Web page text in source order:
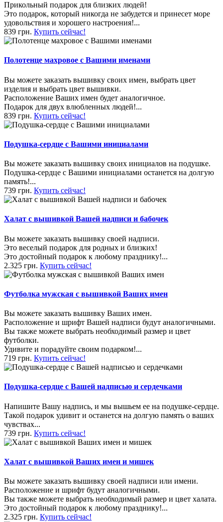
Прикольный подарок для близких людей!
Это подарок, который никогда не забудется и принесет море
удовольствия и хорошего настроения!...
839 грн. Купить сейчас!
Полотенце махровое с Вашими именами
Вы можете заказать вышивку своих имен, выбрать цвет
изделия и выбрать цвет вышивки.
Расположение Ваших имен будет аналогичное.
Подарок для двух влюбленных людей!...
839 грн. Купить сейчас!
Подушка-сердце с Вашими инициалами
Вы можете заказать вышивку своих инициалов на подушке.
Подушка-сердце с Вашими инициалами останется на долгую
память!...
739 грн. Купить сейчас!
Халат с вышивкой Вашей надписи и бабочек
Вы можете заказать вышивку своей надписи.
Это веселый подарок для родных и близких!
Это достойный подарок к любому празднику!...
2.325 грн. Купить сейчас!
Футболка мужская с вышивкой Ваших имен
Вы можете заказать вышивку Ваших имен.
Расположение и шрифт Вашей надписи будут аналогичными.
Вы также можете выбрать необходимый размер и цвет
футболки.
Удивите и порадуйте своим подарком!...
719 грн. Купить сейчас!
Подушка-сердце с Вашей надписью и сердечками
Напишите Вашу надпись, и мы вышьем ее на подушке-сердце.
Такой подарок удивит и останется на долгую память о ваших
чувствах...
739 грн. Купить сейчас!
Халат с вышивкой Ваших имен и мишек
Вы можете заказать вышивку своей надписи или имени.
Расположение и шрифт будут аналогичными.
Вы также можете выбрать необходимый размер и цвет халата.
Это достойный подарок к любому празднику!...
2.325 грн. Купить сейчас!